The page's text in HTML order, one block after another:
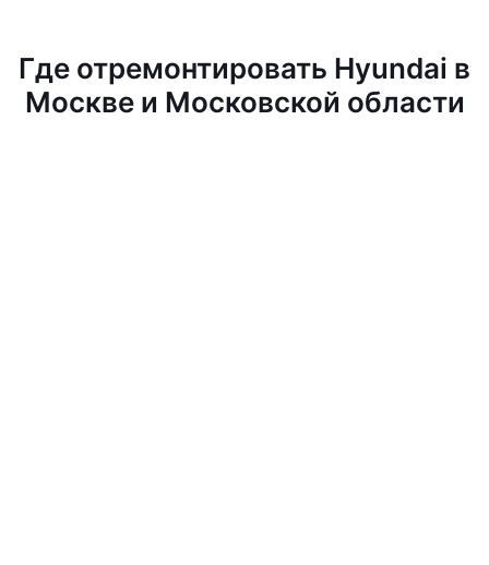
Где отремонтировать Hyundai в
Москве и Московской области